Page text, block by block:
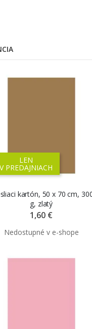
LEN
V PREDAJNIACH
kartón, 50 x 70 cm,
g, zlatý
1,60 €